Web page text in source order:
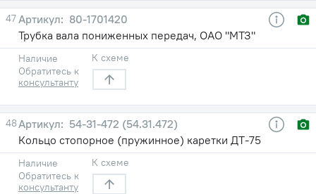
47
80-1701420
Трубка вала пониженных передач, ОАО "МТЗ"
Наличие
Обратитесь к
консультанту
К схеме
48
54-31-472 (54.31.472)
Кольцо стопорное (пружинное) каретки ДТ-75
Наличие
Обратитесь к
консультанту
К схеме